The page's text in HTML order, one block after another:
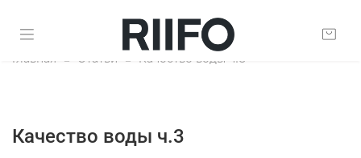
Главная Статьи Качество воды ч.3
Качество воды ч.3